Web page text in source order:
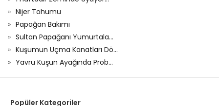
Nijer Tohumu
Papağan Bakımı
Sultan Papağanı Yumurtala...
Kuşumun Uçma Kanatları Dö...
Yavru Kuşun Ayağında Prob...
Popüler Kategoriler